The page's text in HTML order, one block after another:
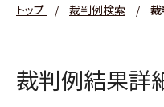
トップ / 裁判例検索 /
裁判例結果詳